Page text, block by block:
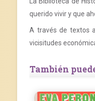
querido vivir y que
A través de textos
vicisitudes
También